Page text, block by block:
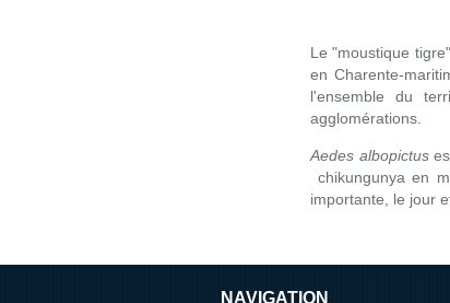
Le "moustique
en Charente-
l'ensemble du
agglomérations.
Aedes albopictus
chikungunya en
importante, le jour
NAVIGATION